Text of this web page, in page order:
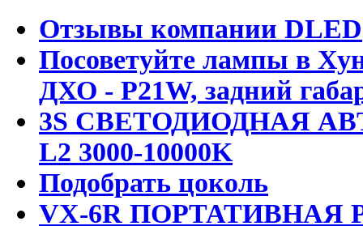
Отзывы компании DLED
Посоветуйте лампы в
ДХО - P21W, задний
3S СВЕТОДИОДНАЯ
L2 3000-10000K
Подобрать цоколь
VX-6R ПОРТАТИВНАЯ